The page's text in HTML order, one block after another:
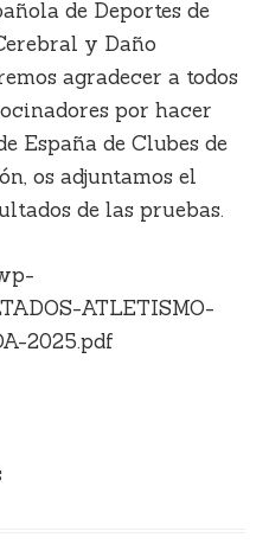
de Deportes de
y Daño
agradecer a todos
por hacer
España de Clubes de
os adjuntamos el
de las pruebas.
ATLETISMO-
2025.pdf